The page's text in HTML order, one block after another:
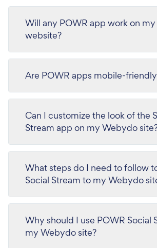
Will any POWR app work on
website?
Are POWR apps mobile-
Can I customize the look of the
Stream app on my Webydo
What steps do I need to follow
Social Stream to my Webydo
Why should I use POWR Social
my Webydo site?